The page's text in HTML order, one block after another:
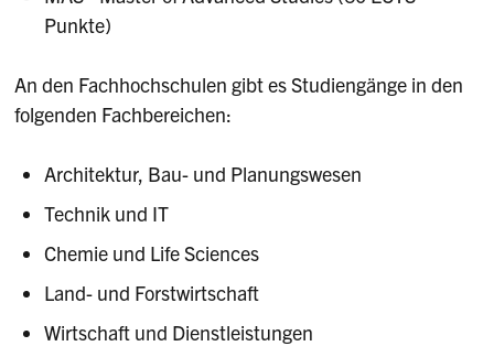
Punkte)
An den Fachhochschulen gibt es Studiengänge in den
folgenden Fachbereichen:
Architektur, Bau- und Planungswesen
Technik und IT
Chemie und Life Sciences
Land- und Forstwirtschaft
Wirtschaft und Dienstleistungen